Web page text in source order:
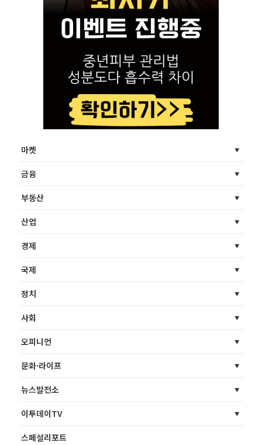
마켓
금융
부동산
산업
경제
국제
정치
사회
오피니언
문화·라이프
뉴스발전소
이투데이TV
스페셜리포트